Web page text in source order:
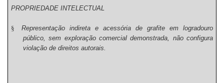
PROPRIEDADE INTELECTUAL
§
Representação indireta e acessória de grafite em logradouro
público, sem exploração comercial demonstrada, não configura
violação de direitos autorais.